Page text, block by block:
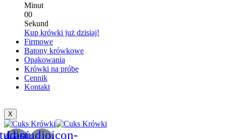
Minut
00
Sekund
Kup krówki już dzisiaj!
Firmowe
Batony krówkowe
Opakowania
Krówki na próbę
Cennik
Kontakt
X
Lastudioicon-